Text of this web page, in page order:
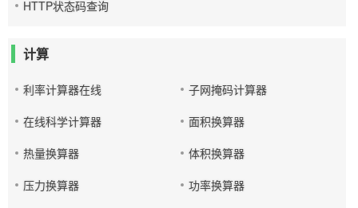
HTTP状态码查询
计算
利率计算器在线
子网掩码计算器
在线科学计算器
面积换算器
热量换算器
体积换算器
压力换算器
功率换算器